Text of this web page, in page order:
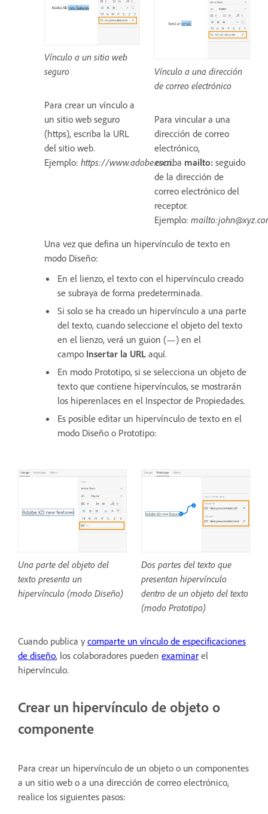
Vínculo a un sitio web
seguro
Para crear un vínculo a
un sitio web seguro
(https), escriba la URL
del sitio web.
Ejemplo: https://www.adobe.com.
Vínculo a una dirección
de correo electrónico
Para vincular a una
dirección de correo
electrónico,
escriba mailto: seguido
de la dirección de
correo electrónico del
receptor.
Ejemplo:
Una vez que defina un hipervínculo de texto en
modo Diseño:
En el lienzo, el texto con el hipervínculo creado
se subraya de forma predeterminada.
Si solo se ha creado un hipervínculo a una parte
del texto, cuando seleccione el objeto del texto
en el lienzo, verá un guion (—) en el
campo Insertar la URL aquí.
En modo Prototipo, si se selecciona un objeto de
texto que contiene hipervínculos, se mostrarán
los hiperenlaces en el Inspector de Propiedades.
Es posible editar un hipervínculo de texto en el
modo Diseño o Prototipo:
Una parte del objeto del
texto presenta un
hipervínculo (modo Diseño)
Dos partes del texto que
presentan hipervínculo
dentro de un objeto del texto
(modo Prototipo)
Cuando publica y comparte un vínculo de especificaciones
de diseño, los colaboradores pueden examinar el
hipervínculo.
Crear un hipervínculo de objeto o
componente
Para crear un hipervínculo de un objeto o un componentes
a un sitio web o a una dirección de correo electrónico,
realice los siguientes pasos: